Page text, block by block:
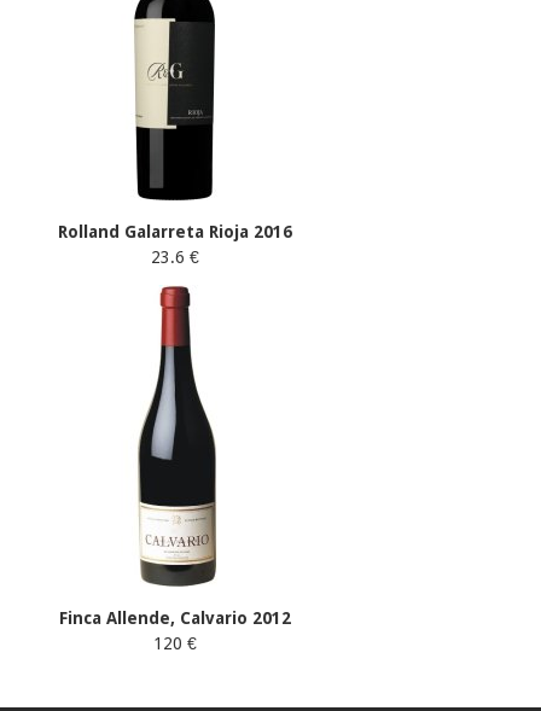
Rolland Galarreta Rioja 2016
23.6 €
Finca Allende, Calvario 2012
120 €